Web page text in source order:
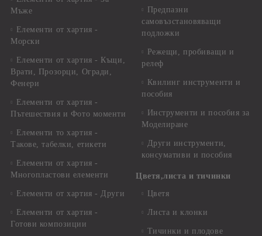
Мъже
Елементи от хартия -
Морски
Елементи от хартия - Къщи,
Врати, Прозорци, Огради,
Фенери
Елементи от хартия -
Пътешествия и Фото моменти
Елементи то хартия -
Такове, табелки, етикети
Елементи от хартия -
Многопластови елементи
Елементи от хартия - Други
Елементи от хартия -
Готови композиции
Предпазни
самовъзстановяващи
подложки
Режещи, пробиващи и
релеф
Квилинг инструменти и
пособия
Инструменти и пособия за
Моделиране
Други инструменти,
консумативи и пособия
Цветя,листа и тичинки
Цветя
Листа и клонки
Тичинки и плодове